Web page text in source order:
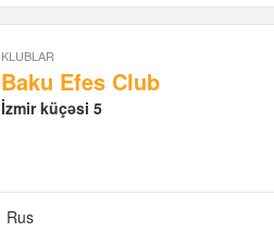
KLUBLAR
Baku Efes Club
İzmir küçəsi 5
Rus